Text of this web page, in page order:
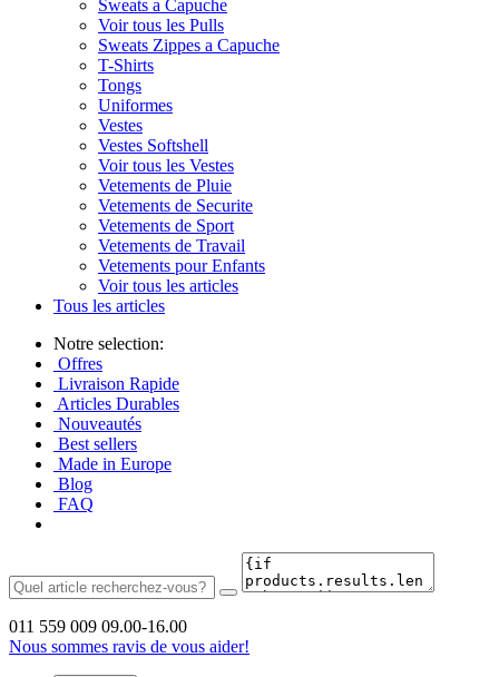
Sweats a Capuche
Voir tous les Pulls
Sweats Zippes a Capuche
T-Shirts
Tongs
Uniformes
Vestes
Vestes Softshell
Voir tous les Vestes
Vetements de Pluie
Vetements de Securite
Vetements de Sport
Vetements de Travail
Vetements pour Enfants
Voir tous les articles
Tous les articles
Notre selection:
Offres
Livraison Rapide
Articles Durables
Nouveautés
Best sellers
Made in Europe
Blog
FAQ
011 559 009 09.00-16.00
Nous sommes ravis de vous aider!